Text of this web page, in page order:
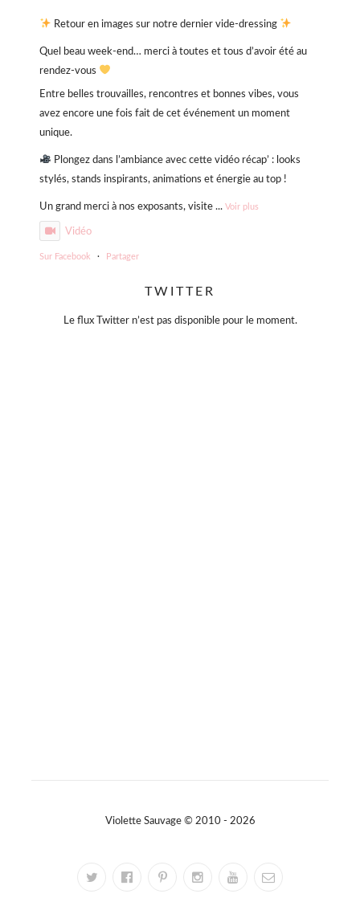
Retour en images sur notre dernier vide-dressing
Quel beau week-end… merci à toutes et tous d’avoir été au
rendez-vous
Entre belles trouvailles, rencontres et bonnes vibes, vous
avez encore une fois fait de cet événement un moment
unique.
Plongez dans l’ambiance avec cette vidéo récap’ : looks
stylés, stands inspirants, animations et énergie au top !
Un grand merci à nos exposants, visite ... Voir plus
Vidéo
Sur Facebook · Partager
4 mois il y a
TWITTER
Le flux Twitter n’est pas disponible pour le moment.
Violette Sauvage © 2010 - 2026